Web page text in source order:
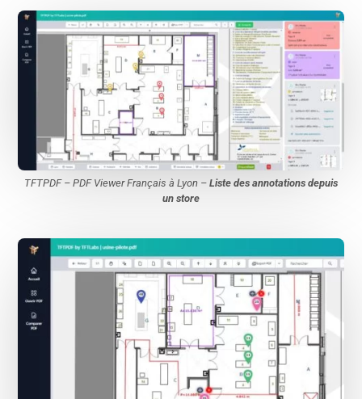
TFTPDF – PDF Viewer Français à Lyon – Liste des annotations depuis
un store